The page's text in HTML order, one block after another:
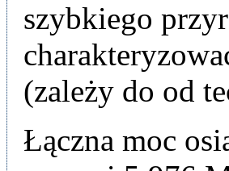
szybkiego
(zależy do od
Łączna moc